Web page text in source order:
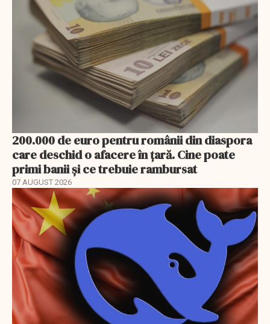
200.000 de euro pentru românii din diaspora
care deschid o afacere în țară. Cine poate
primi banii și ce trebuie rambursat
07 AUGUST 2026